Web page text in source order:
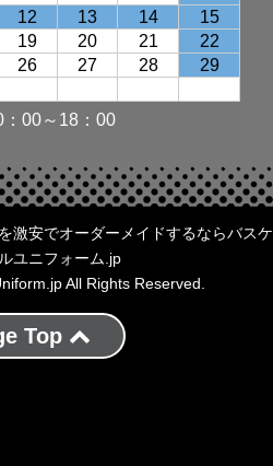
激安でオーダーメイドするならバスケ
ユニフォーム.jp
All Rights Reserved.
Top